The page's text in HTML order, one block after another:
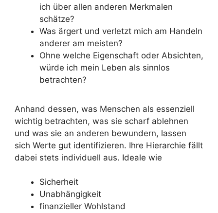
ich über allen anderen Merkmalen
schätze?
Was ärgert und verletzt mich am Handeln
anderer am meisten?
Ohne welche Eigenschaft oder Absichten,
würde ich mein Leben als sinnlos
betrachten?
Anhand dessen, was Menschen als essenziell
wichtig betrachten, was sie scharf ablehnen
und was sie an anderen bewundern, lassen
sich Werte gut identifizieren. Ihre Hierarchie fällt
dabei stets individuell aus. Ideale wie
Sicherheit
Unabhängigkeit
finanzieller Wohlstand